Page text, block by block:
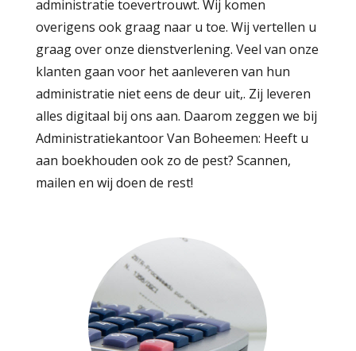
administratie toevertrouwt. Wij komen
overigens ook graag naar u toe. Wij vertellen u
graag over onze dienstverlening. Veel van onze
klanten gaan voor het aanleveren van hun
administratie niet eens de deur uit,. Zij leveren
alles digitaal bij ons aan. Daarom zeggen we bij
Administratiekantoor Van Boheemen: Heeft u
aan boekhouden ook zo de pest? Scannen,
mailen en wij doen de rest!